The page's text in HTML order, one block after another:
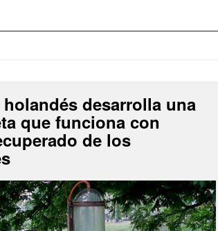
desarrolla una
que funciona con
de los